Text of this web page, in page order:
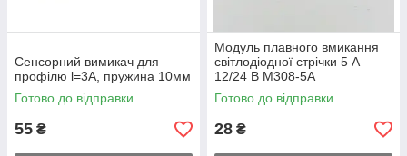
Сенсорний вимикач для
профілю l=3А, пружина 10мм
Готово до відправки
55 ₴
Модуль плавного вмикання
світлодіодної стрічки 5 А
12/24 В M308-5А
Готово до відправки
28 ₴